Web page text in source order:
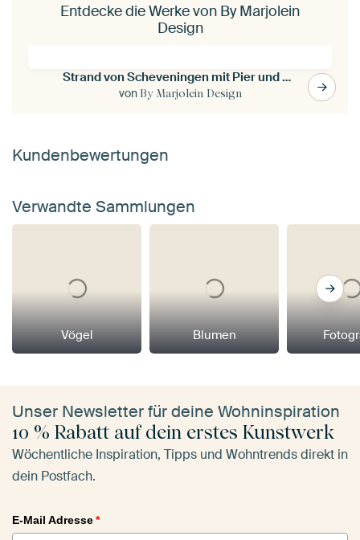
Entdecke die Werke von By Marjolein
Design
Strand von Scheveningen mit Pier und Riesenrad bei Sonnenuntergang
von By Marjolein Design
Kundenbewertungen
Verwandte Sammlungen
Vögel Blumen
Unser Newsletter für deine Wohninspiration
10 % Rabatt auf dein erstes Kunstwerk
Wöchentliche Inspiration, Tipps und Wohntrends direkt in
dein Postfach.
E-Mail Adresse*